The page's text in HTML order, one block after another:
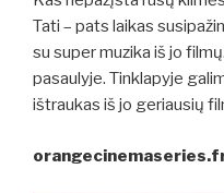
Tati – pats laikas
su super muzika iš jo
pasaulyje. Tinklapyje
ištraukas iš jo geriausių